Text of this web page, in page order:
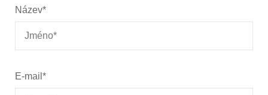
Název*
E-mail *